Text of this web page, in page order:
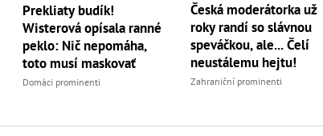
Prekliaty budík!
Wisterová opísala ranné
peklo: Nič nepomáha,
toto musí maskovať
Domáci prominenti
Česká moderátorka už
roky randí so slávnou
speváčkou, ale... Čelí
neustálemu hejtu!
Zahraniční prominenti